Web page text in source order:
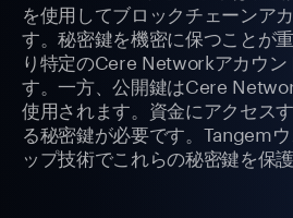
を使用してブロックチェーンア
す。秘密鍵を機密に保つことが
り特定のCere Networkアカウン
す。一方、公開鍵はCere
使用されます。資金にアクセス
る秘密鍵が必要です。Tangem
ップ技術でこれらの秘密鍵を保護